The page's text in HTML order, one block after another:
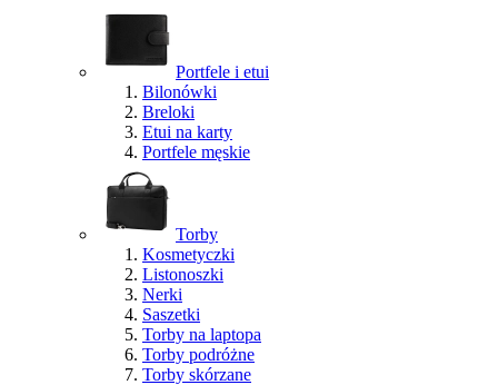
Portfele i etui
Bilonówki
Breloki
Etui na karty
Portfele męskie
Torby
Kosmetyczki
Listonoszki
Nerki
Saszetki
Torby na laptopa
Torby podróżne
Torby skórzane